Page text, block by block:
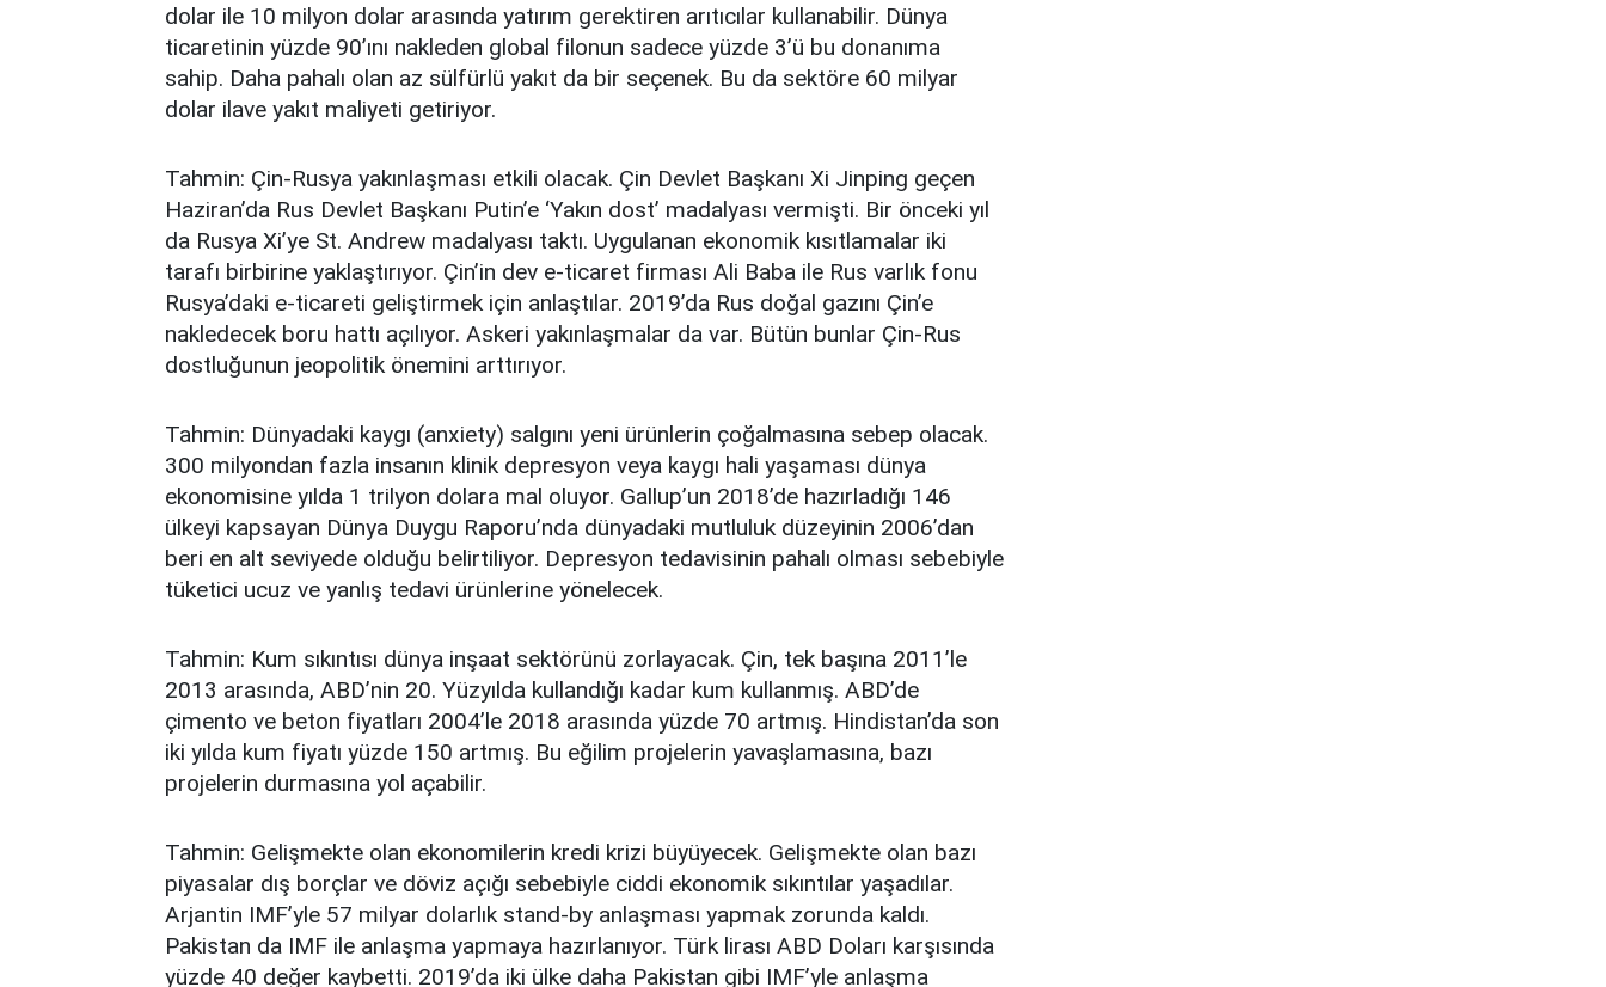
dolar ile 10 milyon dolar arasında yatırım gerektiren arıtıcılar kullanabilir. Dünya
ticaretinin yüzde 90’ını nakleden global filonun sadece yüzde 3’ü bu donanıma
sahip. Daha pahalı olan az sülfürlü yakıt da bir seçenek. Bu da sektöre 60 milyar
dolar ilave yakıt maliyeti getiriyor.
Tahmin: Çin-Rusya yakınlaşması etkili olacak. Çin Devlet Başkanı Xi Jinping geçen
Haziran’da Rus Devlet Başkanı Putin’e ‘Yakın dost’ madalyası vermişti. Bir önceki yıl
da Rusya Xi’ye St. Andrew madalyası taktı. Uygulanan ekonomik kısıtlamalar iki
tarafı birbirine yaklaştırıyor. Çin’in dev e-ticaret firması Ali Baba ile Rus varlık fonu
Rusya’daki e-ticareti geliştirmek için anlaştılar. 2019’da Rus doğal gazını Çin’e
nakledecek boru hattı açılıyor. Askeri yakınlaşmalar da var. Bütün bunlar Çin-Rus
dostluğunun jeopolitik önemini arttırıyor.
Tahmin: Dünyadaki kaygı (anxiety) salgını yeni ürünlerin çoğalmasına sebep olacak.
300 milyondan fazla insanın klinik depresyon veya kaygı hali yaşaması dünya
ekonomisine yılda 1 trilyon dolara mal oluyor. Gallup’un 2018’de hazırladığı 146
ülkeyi kapsayan Dünya Duygu Raporu’nda dünyadaki mutluluk düzeyinin 2006’dan
beri en alt seviyede olduğu belirtiliyor. Depresyon tedavisinin pahalı olması sebebiyle
tüketici ucuz ve yanlış tedavi ürünlerine yönelecek.
Tahmin: Kum sıkıntısı dünya inşaat sektörünü zorlayacak. Çin, tek başına 2011’le
2013 arasında, ABD’nin 20. Yüzyılda kullandığı kadar kum kullanmış. ABD’de
çimento ve beton fiyatları 2004’le 2018 arasında yüzde 70 artmış. Hindistan’da son
iki yılda kum fiyatı yüzde 150 artmış. Bu eğilim projelerin yavaşlamasına, bazı
projelerin durmasına yol açabilir.
Tahmin: Gelişmekte olan ekonomilerin kredi krizi büyüyecek. Gelişmekte olan bazı
piyasalar dış borçlar ve döviz açığı sebebiyle ciddi ekonomik sıkıntılar yaşadılar.
Arjantin IMF’yle 57 milyar dolarlık stand-by anlaşması yapmak zorunda kaldı.
Pakistan da IMF ile anlaşma yapmaya hazırlanıyor. Türk lirası ABD Doları karşısında
yüzde 40 değer kaybetti. 2019’da iki ülke daha Pakistan gibi IMF’yle anlaşma